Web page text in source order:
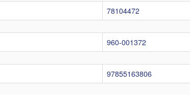
78104472
960-001372
97855163806